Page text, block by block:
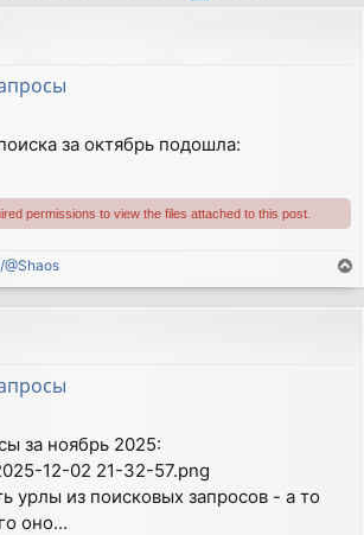
за октябрь подошла:
permissions to view the files attached to this post.
o
p
за ноябрь 2025:
12-02 21-32-57.png
урлы из поисковых запросов - а то
оно...